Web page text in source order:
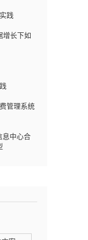
践
增长下如
管理系统
息中心合